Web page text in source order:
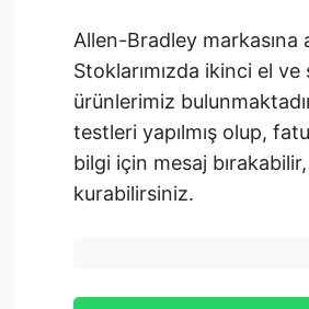
Allen-Bradley markasına
Stoklarımızda ikinci el ve
ürünlerimiz
testleri yapılmış olup,
bilgi için mesaj
kurabilirsiniz.